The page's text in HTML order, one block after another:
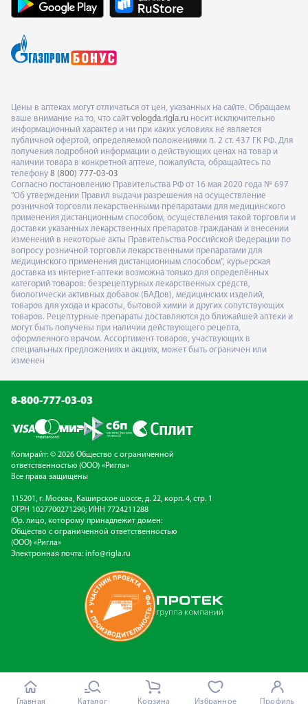
Цены в аптеках могут отличаться от цен, указанных на сайте. Обращаем
ваше внимание на то, что сайт vologda.rigla.ru носит исключительно
информационный характер и ни при каких условиях не является
публичной офертой, определяемой положениями п. 2 ст. 437 ГК РФ. Для
получения подробной информации о действующих ценах на товар и
наличии товара в конкретной аптеке, пожалуйста, обращайтесь по
телефону 8 (800) 777-03-03
Согласно постановлению Правительства РФ от 16 мая 2020 года № 697
"Об утверждении Правил выдачи разрешения на осуществление
розничной торговли лекарственными препаратами для медицинского
применения дистанционным способом, осуществления такой торговли и
доставки указанных лекарственных препаратов гражданам и внесении
изменений в некоторые акты Правительства Российской Федерации по
вопросу розничной торговли лекарственными препаратами для
медицинского применения дистанционным способом", курьерская
доставка из интернет-аптеки возможна только для определённых
категорий товаров: безрецептурных лекарственных средств,
биологически активных добавок (БАДов), медицинских изделий,
товаров для ухода и красоты, бытовой химии и других сопутствующих
товаров. Рецептурные препараты доставляются до ближайшей аптеки и
могут быть получены при наличии действующего рецепта,
оформленного врачом. Ассортимент товаров, участвующих в
специальных предложениях и акциях, может быть ограничен или
изменен
8-800-777-03-03
Копирайт: © 2026 Общество с ограниченной
ответственностью (ООО) «Ригла»
Все права защищены
115201, г. Москва, Каширское шоссе, д. 22, корп. 4, стр. 1
ОГРН 1027700271290; ИНН 7724211288
Юр. лицо, которому принадлежит домен:
Общество с ограниченной ответственностью
(ООО) «Ригла»
Электронная почта: info@rigla.ru
Главная Каталог Корзина Избранное Профиль